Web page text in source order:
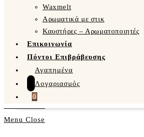
Waxmelt
Αρωματικά με στικ
Καυστήρες – Αρωματοποιητές
Επικοινωνία
Πόντοι Επιβράβευσης
Αγαπημένα
Λογαριασμός
0
Menu Close